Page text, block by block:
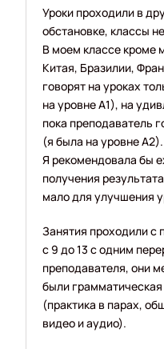
Уроки проходили в
обстановке, классы
В моем классе кроме
Китая, Бразилии,
говорят на уроках
на уровне А1), на
пока преподаватель
(я была на уровне
Я рекомендовала бы
получения
мало для улучшения
Занятия проходили с
с 9 до 13 с одним
преподавателя, они
были грамматическая
(практика в парах,
видео и аудио).